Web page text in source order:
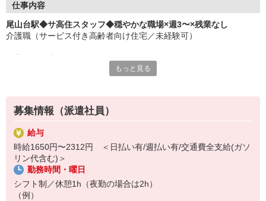
仕事内容
尾山台駅◆サ高住スタッフ◆穏やかな職場×週3〜×残業なし
介護職（サービス付き高齢者向け住宅／未経験可）
・お話し相手やレクリエーションのサポート
など
接客や販売経験を活かしたい方にぴったり◎
効率重視の働き方ではなく、人と向き合う仕事。
バタバタしない環境で、一人ひとりにしっかり寄り添う介護ができ
ます♪
もっと見る
募集情報（派遣社員）
給与
時給1650円〜2312円 ＜日払い有/週払い有/交通費全支給(ガソ
リン代含む)＞
勤務時間・曜日
シフト制／休憩1h（夜勤の場合は2h）
（例）